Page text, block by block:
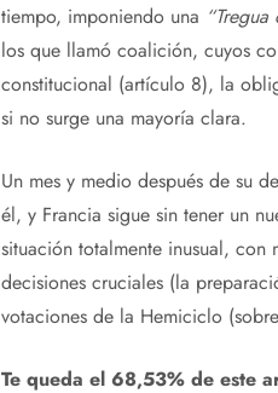
tiempo, imponiendo una
los que llamó coalición, cuyos
constitucional (artículo 8), la
si no surge una mayoría clara.
Un mes y medio después de su
él, y Francia sigue sin tener un
situación totalmente inusual, con
decisiones cruciales (la
votaciones de la Hemiciclo
Te queda el 68,53% de este